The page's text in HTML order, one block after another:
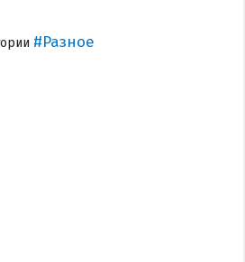
#Разное